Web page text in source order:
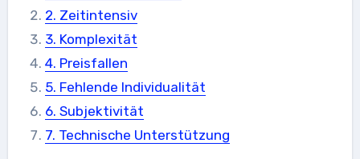
2. Zeitintensiv
3. Komplexität
4. Preisfallen
5. Fehlende Individualität
6. Subjektivität
7. Technische Unterstützung